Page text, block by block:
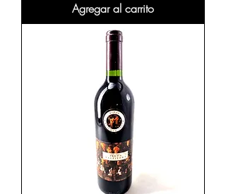
Agregar al carrito